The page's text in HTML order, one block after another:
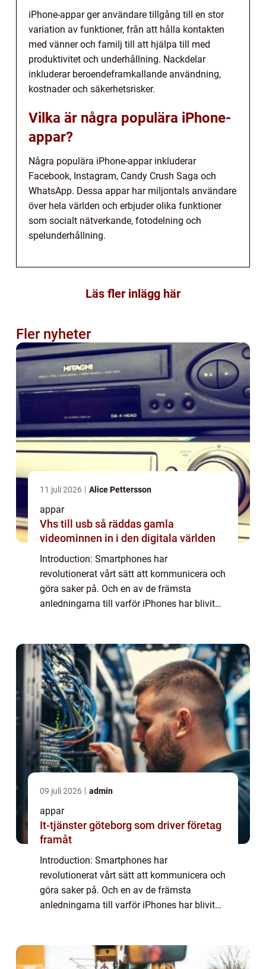
iPhone-appar ger användare tillgång till en stor
variation av funktioner, från att hålla kontakten
med vänner och familj till att hjälpa till med
produktivitet och underhållning. Nackdelar
inkluderar beroendeframkallande användning,
kostnader och säkerhetsrisker.
Vilka är några populära iPhone-
appar?
Några populära iPhone-appar inkluderar
Facebook, Instagram, Candy Crush Saga och
WhatsApp. Dessa appar har miljontals användare
över hela världen och erbjuder olika funktioner
som socialt nätverkande, fotodelning och
spelunderhållning.
Läs fler inlägg här
Fler nyheter
11 juli 2026 Alice Pettersson
appar
Vhs till usb så räddas gamla
videominnen in i den digitala världen
Introduction: Smartphones har
revolutionerat vårt sätt att kommunicera och
göra saker på. Och en av de främsta
anledningarna till varför iPhones har blivit
hur vi spela...
09 juli 2026 admin
appar
It-tjänster göteborg som driver företag
framåt
Introduction: Smartphones har
revolutionerat vårt sätt att kommunicera och
göra saker på. Och en av de främsta
anledningarna till varför iPhones har blivit
hur vi spela...